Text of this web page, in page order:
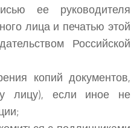
ее руководителя
лица и печатью этой
Российской
копий документов,
лицу), если иное не